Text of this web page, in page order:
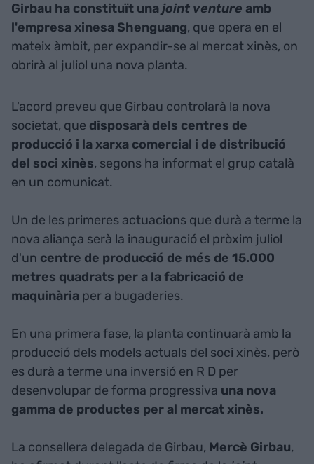
Girbau ha constituït unajoint venture amb
l'empresa xinesa Shenguang, que opera en el
mateix àmbit, per expandir-se al mercat xinès, on
obrirà al juliol una nova planta.
L'acord preveu que Girbau controlarà la nova
societat, que disposarà dels centres de
producció i la xarxa comercial i de distribució
del soci xinès, segons ha informat el grup català
en un comunicat.
Un de les primeres actuacions que durà a terme la
nova aliança serà la inauguració el pròxim juliol
d'un centre de producció de més de 15.000
metres quadrats per a la fabricació de
maquinària per a bugaderies.
En una primera fase, la planta continuarà amb la
producció dels models actuals del soci xinès, però
es durà a terme una inversió en R D per
desenvolupar de forma progressiva una nova
gamma de productes per al mercat xinès.
La consellera delegada de Girbau, Mercè Girbau,